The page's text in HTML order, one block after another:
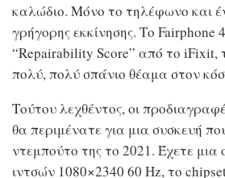
καλώδιο. Μόνο το τηλέφωνο και
γρήγορης εκκίνησης. Το Fairphone
“Repairability Score” από το iFixit,
πολύ, πολύ σπάνιο θέαμα στον
Τούτου λεχθέντος, οι
θα περιμένατε για μια συσκευή
ντεμπούτο της το 2021. Έχετε μια
ιντσών 1080×2340 60 Hz, το